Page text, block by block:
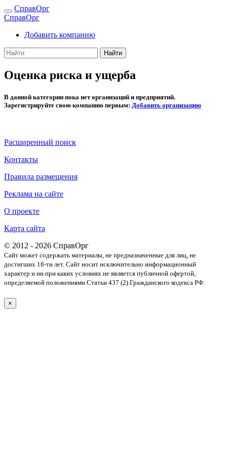
СправОрг
СправОрг
Добавить компанию
Найти
Оценка риска и ущерба
В данной категории пока нет организаций и предприятий.
Зарегистрируйте свою компанию первым: Добавить организацию
Расширенный поиск
Контакты
Правила размещения
Реклама на сайте
О проекте
Карта сайта
© 2012 - 2026 СправОрг
Сайт может содержать материалы, не предназначенные для лиц, не
достигших 18-ти лет. Cайт носит исключительно информационный
характер и ни при каких условиях не является публичной офертой,
определяемой положениями Статьи 437 (2) Гражданского кодекса РФ.
×